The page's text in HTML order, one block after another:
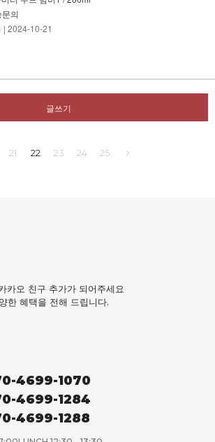
의
| 2024-10-21
글쓰기
21 22 23 24 25
카오 친구 추가가 되어주세요
한 혜택을 전해 드립니다.
4699-1070
4699-1284
4699-1288